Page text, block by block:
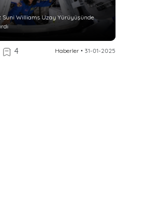
Suni Williams Uzay Yürüyüşünde
4 Haberler• 31-01-2025